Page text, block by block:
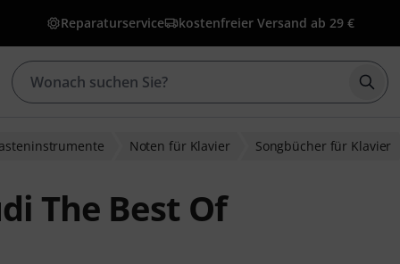
Reparaturservice kostenfreier Versand ab 29 €
Noten für Klavier Songbücher für Klavier
The Best Of